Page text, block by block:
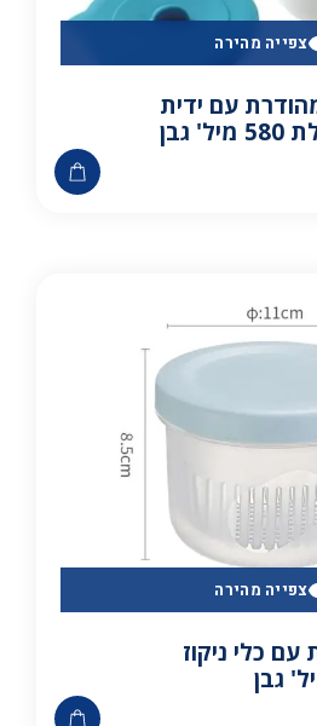
צפייה מהירה
עם ידית
גבן
צפייה מהירה
כלי ניקוז